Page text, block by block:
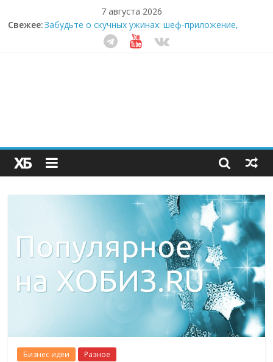
7 августа 2026
Свежее:Забудьте о скучных ужинах: шеф-приложение,
которое видит вашу еду насквозь
Небо зовёт: как бизнес на полётах дронов и
Секрет супергидратации: почему кокосовая вода с
пребиотиками становится главным трендом
здорового питания
Бизнес идеи Разное